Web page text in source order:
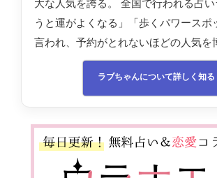
大な人気を誇る。 全国で行われる占
うと運がよくなる」「歩くパワースポ
言われ、予約がとれないほどの人気を
ラブちゃんについて詳しく知る